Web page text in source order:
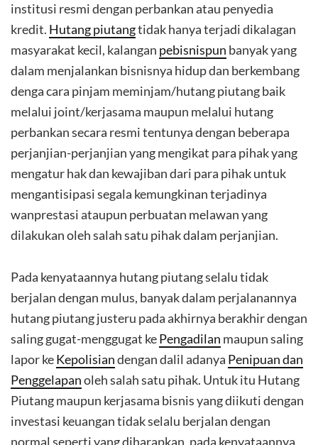
institusi resmi dengan perbankan atau penyedia
kredit. Hutang piutangtidak hanya terjadi dikalagan
masyarakat kecil, kalangan pebisnispun banyak yang
dalam menjalankan bisnisnya hidup dan berkembang
denga cara pinjam meminjam/hutang piutang baik
melalui joint/kerjasama maupun melalui hutang
perbankan secara resmi tentunya dengan beberapa
perjanjian-perjanjian yang mengikat para pihak yang
mengatur hak dan kewajiban dari para pihak untuk
mengantisipasi segala kemungkinan terjadinya
wanprestasi ataupun perbuatan melawan yang
dilakukan oleh salah satu pihak dalam perjanjian.
Pada kenyataannya hutang piutang selalu tidak
berjalan dengan mulus, banyak dalam perjalanannya
hutang piutang justeru pada akhirnya berakhir dengan
saling gugat-menggugat kePengadilan maupun saling
lapor keKepolisiandengan dalil adanya Penipuan dan
Penggelapanoleh salah satu pihak. Untuk itu Hutang
Piutang maupun kerjasama bisnis yang diikuti dengan
investasi keuangan tidak selalu berjalan dengan
normal seperti yang diharapkan, pada kenyataannya